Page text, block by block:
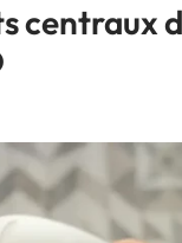
centraux